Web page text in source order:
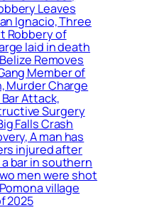
Leaves
Ignacio, Three
Robbery of
laid in death
Removes
Member of
Murder Charge
Bar Attack,
Surgery
Falls Crash
A man has
injured after
bar in southern
men were shot
village
2025